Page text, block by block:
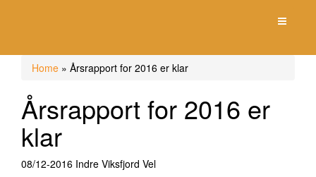
Toggle
Home » Årsrapport for 2016 er klar
Årsrapport for 2016 er
klar
08/12-2016 Indre Viksfjord Vel